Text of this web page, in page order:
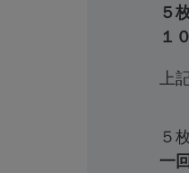
５
１
上
５
一